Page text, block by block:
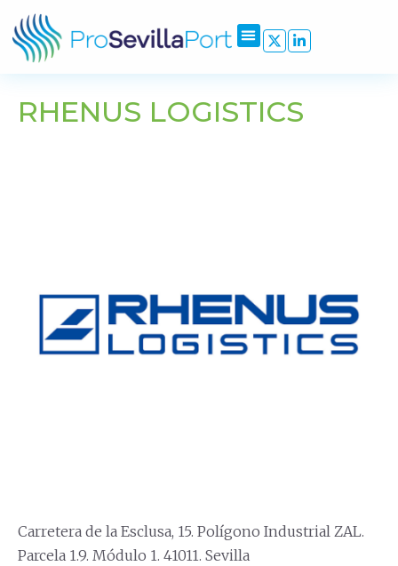
RHENUS LOGISTICS
Carretera de la Esclusa, 15. Polígono Industrial ZAL.
Parcela 1.9. Módulo 1. 41011. Sevilla